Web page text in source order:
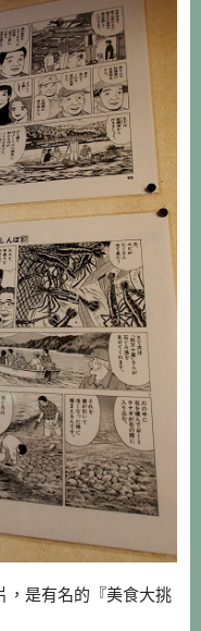
，是有名的『美食大挑